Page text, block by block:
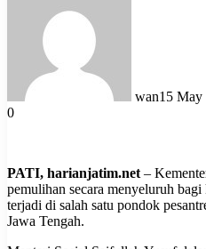
wan15 May
0
PATI, harianjatim.net –
pemulihan secara menyeluruh
terjadi di salah satu pondok
Jawa Tengah.